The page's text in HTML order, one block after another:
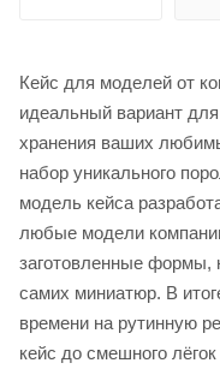
Кейс для моделей от
идеальный вариант для
хранения ваших
набор уникального
модель кейса
любые модели
заготовленные формы,
самих миниатюр. В
времени на рутинную
кейс до смешного